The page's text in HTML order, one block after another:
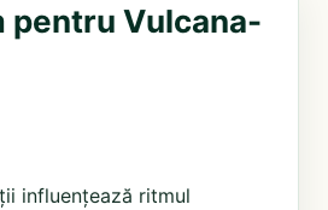
pentru Vulcana-
influențează ritmul